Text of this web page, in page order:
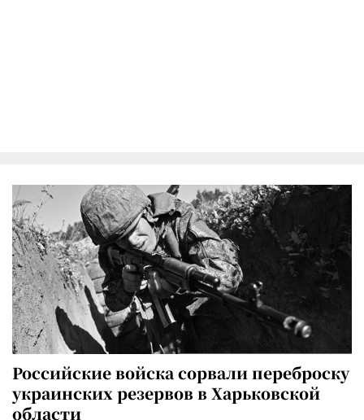
Российские войска сорвали переброску
украинских резервов в Харьковской
области